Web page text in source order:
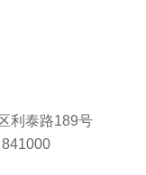
利泰路189号